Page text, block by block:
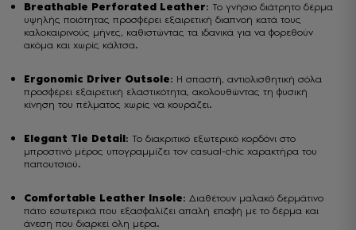
Breathable Perforated Leather: Το γνήσιο διάτρητο δέρμα
υψηλής ποιότητας προσφέρει εξαιρετική διαπνοή κατά τους
καλοκαιρινούς μήνες, καθιστώντας τα ιδανικά για να φορεθούν
ακόμα και χωρίς κάλτσα.
Ergonomic Driver Outsole: Η σπαστή, αντιολισθητική σόλα
προσφέρει εξαιρετική ελαστικότητα, ακολουθώντας τη φυσική
κίνηση του πέλματος χωρίς να κουράζει.
Elegant Tie Detail: Το διακριτικό εξωτερικό κορδόνι στο
μπροστινό μέρος υπογραμμίζει τον casual-chic χαρακτήρα του
παπουτσιού.
Comfortable Leather Insole: Διαθέτουν μαλακό δερμάτινο
πάτο εσωτερικά που εξασφαλίζει απαλή επαφή με το δέρμα και
άνεση που διαρκεί όλη μέρα.